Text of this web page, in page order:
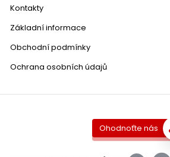
Kontakty
Základní informace
Obchodní podmínky
Ochrana osobních údajů
Ohodnoťte nás